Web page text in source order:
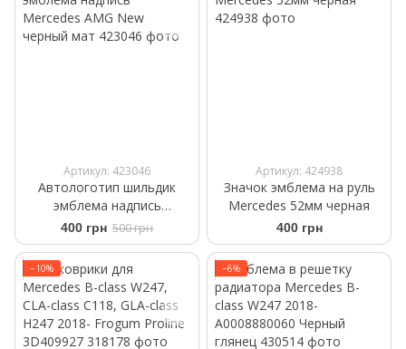
Артикул: 423046
Автологотип шильдик
эмблема надпись
Mercedes AMG New
черный мат
400 грн 500 грн
Артикул: 424938
Значок эмблема на руль
Mercedes 52мм черная
400 грн
−10% −6%